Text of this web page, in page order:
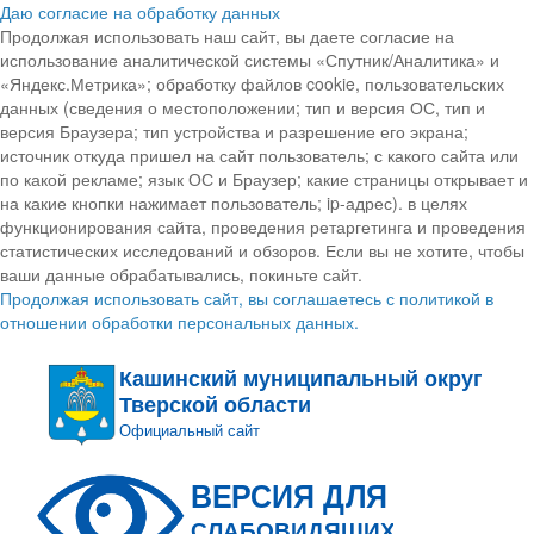
Даю согласие на обработку данных
Продолжая использовать наш сайт, вы даете согласие на
использование аналитической системы «Спутник/Аналитика» и
«Яндекс.Метрика»; обработку файлов cookie, пользовательских
данных (сведения о местоположении; тип и версия ОС, тип и
версия Браузера; тип устройства и разрешение его экрана;
источник откуда пришел на сайт пользователь; с какого сайта или
по какой рекламе; язык ОС и Браузер; какие страницы открывает и
на какие кнопки нажимает пользователь; ip-адрес). в целях
функционирования сайта, проведения ретаргетинга и проведения
статистических исследований и обзоров. Если вы не хотите, чтобы
ваши данные обрабатывались, покиньте сайт.
Продолжая использовать сайт, вы соглашаетесь с политикой в
отношении обработки персональных данных.